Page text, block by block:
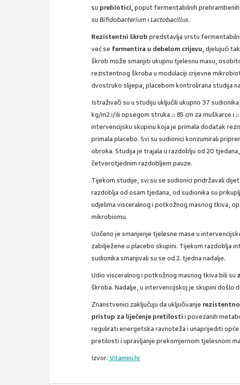
su prebiotici, poput fermentabilnih
suBifidobacteriumiLactobacillus.
Rezistentni škrob predstavlja vrstu
već se fermentira u debelom crijevu, djelujući
škrob može smanjiti ukupnu tjelesnu masu,
rezistentnog škroba u modulaciji crijevne
dvostruko slijepa, placebom kontrolirana studija
Istraživači su u studiju uključili ukupno 37
kg/m2i/ili opsegom struka ≥ 85 cm za muškarce i
intervencijsku skupinu koja je primala dodatak
primala placebo. Svi su sudionici konzumirali
obroka. Studija je trajala u razdoblju od 20
četverotjednim razdobljem pauze.
Tijekom studije, svi su se sudionici pridržavali
razdoblja od osam tjedana, od sudionika su
udjelima visceralnog i potkožnog masnog tkiva,
mikrobiomu.
Uočeno je smanjenje tjelesne mase u
zabilježene u placebo skupini. Tijekom razdoblja
sudionika smanjivali su se od 2. tjedna nadalje.
Udio visceralnog i potkožnog masnog tkiva bili su
škroba. Nadalje, u intervencijskoj je skupini došlo
Znanstvenici zaključuju da uključivanje
pristup za liječenje pretilosti i povezanih
regulirati energetska ravnoteža i unaprijediti
pretilosti i upravljanje prekomjernom tjelesnom
Izvor: Vitamini.hr